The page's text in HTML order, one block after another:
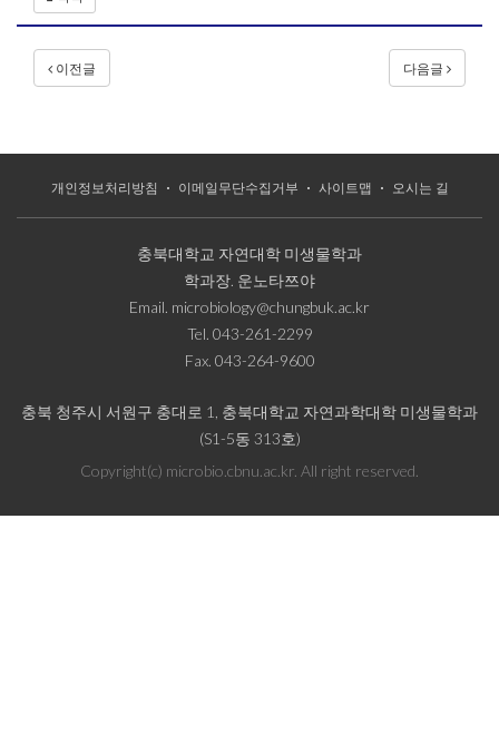
이전글 다음글
개인정보처리방침 이메일무단수집거부 사이트맵 오시는 길
충북대학교 자연대학 미생물학과
학과장. 운노타쯔야
Email. microbiology@chungbuk.ac.kr
Tel. 043-261-2299
Fax. 043-264-9600
충북 청주시 서원구 충대로 1, 충북대학교 자연과학대학 미생물학과
(S1-5동 313호)
Copyright(c) microbio.cbnu.ac.kr. All right reserved.